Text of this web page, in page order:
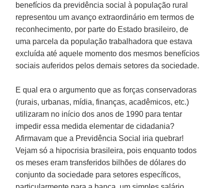
benefícios da previdência social à população rural
representou um avanço extraordinário em termos de
reconhecimento, por parte do Estado brasileiro, de
uma parcela da população trabalhadora que estava
excluída até aquele momento dos mesmos benefícios
sociais auferidos pelos demais setores da sociedade.
E qual era o argumento que as forças conservadoras
(rurais, urbanas, mídia, finanças, acadêmicos, etc.)
utilizaram no início dos anos de 1990 para tentar
impedir essa medida elementar de cidadania?
Afirmavam que a Previdência Social iria quebrar!
Vejam só a hipocrisia brasileira, pois enquanto todos
os meses eram transferidos bilhões de dólares do
conjunto da sociedade para setores específicos,